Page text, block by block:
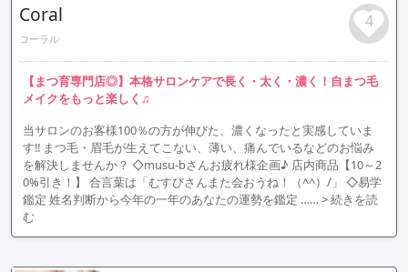
Coral
コーラル
4
【まつ育専門店◎】本格サロンケアで長く・太く・濃く！自まつ毛
メイクをもっと楽しく♫
当サロンのお客様100％の方が伸びた、濃くなったと実感していま
す!! まつ毛・眉毛が生えてこない、薄い、痛んでいるなどのお悩み
を解決しませんか？ ◇musu-bさんお疲れ様企画♪ 店内商品【10～2
0%引き！】 合言葉は「むすびさんまた会おうね！（^^）/」 ◇易学
鑑定 姓名判断から今年の一年のあなたの運勢を鑑定 …… > 続きを読
む